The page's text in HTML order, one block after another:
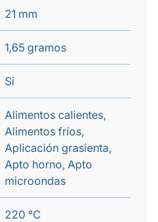
21 mm
1,65 gramos
Si
Alimentos calientes,
Alimentos fríos,
Aplicación grasienta,
Apto horno, Apto
microondas
220 °C